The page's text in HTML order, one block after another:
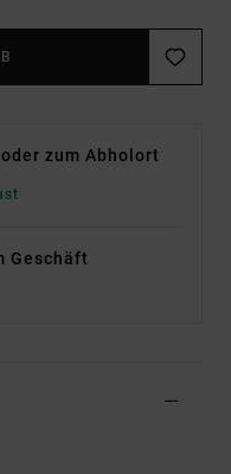
zum Abholort
Geschäft